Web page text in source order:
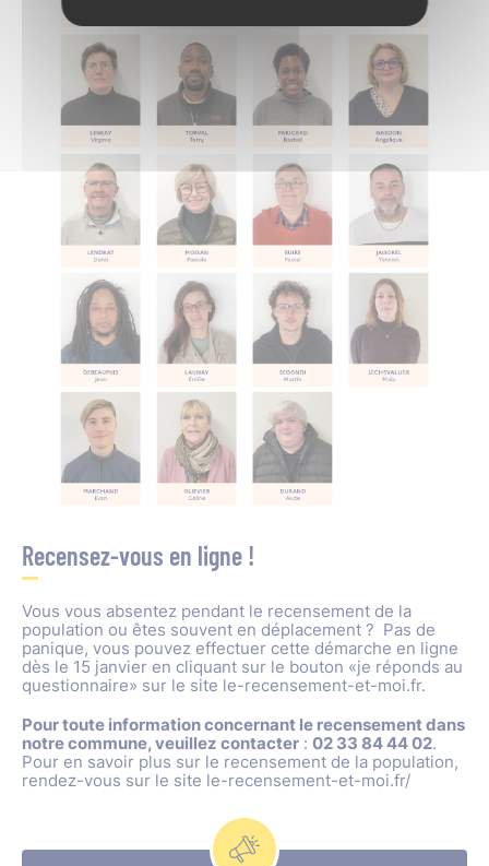
Recensez-vous en ligne !
Vous vous absentez pendant le recensement de la
population ou êtes souvent en déplacement ? Pas de
panique, vous pouvez effectuer cette démarche en ligne
dès le 15 janvier en cliquant sur le bouton «je réponds au
questionnaire» sur le site le-recensement-et-moi.fr.
Pour toute information concernant le recensement dans
notre commune, veuillez contacter : 02 33 84 44 02.
Pour en savoir plus sur le recensement de la population,
rendez-vous sur le site le-recensement-et-moi.fr/